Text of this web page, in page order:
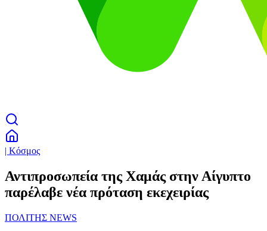
| Κόσμος
Αντιπροσωπεία της Χαμάς στην Αίγυπτο
παρέλαβε νέα πρόταση εκεχειρίας
ΠΟΛΙΤΗΣ NEWS